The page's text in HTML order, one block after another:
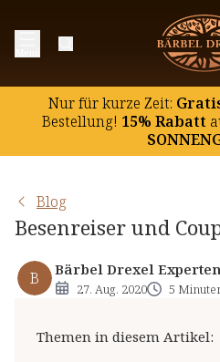
Nur für kurze Zeit:
Bestellung! 15% Rabatt
Blog
Besenreiser und
B Bärbel Drexel
27. Aug. 2020 5
Themen in diesem Artikel:
Was sind Besenreiser?
Was ist Couperose?
Die Ursachen von
Was Sie bei Couperose
Behandlungsmöglichkeiten